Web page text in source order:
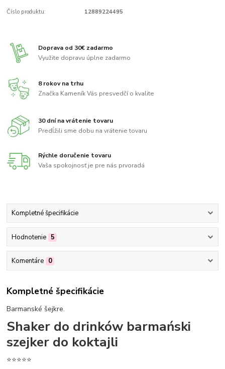
Číslo produktu: 12889224495
Doprava od 30€ zadarmo
Využite dopravu úplne zadarmo
8 rokov na trhu
Značka Kameník Vás presvedčí o kvalite
30 dní na vrátenie tovaru
Predĺžili sme dobu na vrátenie tovaru
Rýchle doručenie tovaru
Vaša spokojnosť je pre nás prvoradá
Kompletné špecifikácie
Hodnotenie 5
Komentáre 0
Kompletné špecifikácie
Barmanské šejkre.
Shaker do drinków barmański
szejker do koktajli
⭐⭐⭐⭐⭐